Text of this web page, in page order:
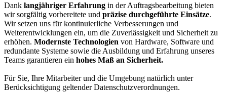
Dank langjähriger Erfahrung in der Auftragsbearbeitung bieten
wir sorgfältig vorbereitete und präzise durchgeführte Einsätze.
Wir setzen uns für kontinuierliche Verbesserungen und
Weiterentwicklungen ein, um die Zuverlässigkeit und Sicherheit zu
erhöhen. Modernste Technologien von Hardware, Software und
redundante Systeme sowie die Ausbildung und Erfahrung unseres
Teams garantieren ein hohes Maß an Sicherheit.
Für Sie, Ihre Mitarbeiter und die Umgebung natürlich unter
Berücksichtigung geltender Datenschutzverordnungen.